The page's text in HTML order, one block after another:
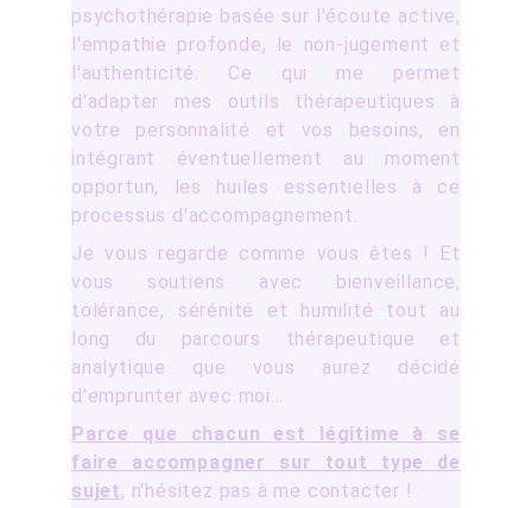
psychothérapie basée sur l'écoute active,
l'empathie profonde, le non-jugement et
l'authenticité. Ce qui me permet
d'adapter mes outils thérapeutiques à
votre personnalité et vos besoins, en
intégrant éventuellement au moment
opportun, les huiles essentielles à ce
processus d'accompagnement.
Je vous regarde comme vous êtes ! Et
vous soutiens avec bienveillance,
tolérance, sérénité et humilité tout au
long du parcours thérapeutique et
analytique que vous aurez décidé
d'emprunter avec moi…
Parce que chacun est légitime à se
faire accompagner sur tout type de
sujet, n'hésitez pas à me contacter !